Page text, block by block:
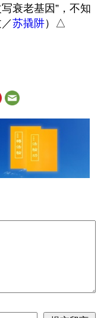
衰老基因”，不知
苏撬阱）△